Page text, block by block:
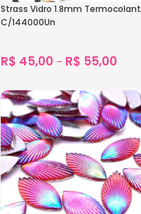
Strass Vidro 1.8mm
C/144000Un
R$ 45,00 – R$ 55,00
Ver Opções